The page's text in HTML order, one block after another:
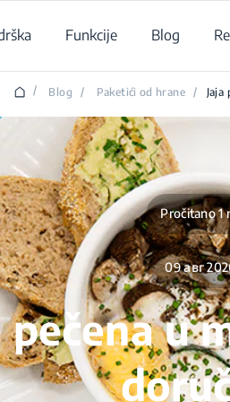
Funkcije Blog
/ Blog / Paketići od hrane / Jaja
Pročitano 1
09 авг
pečena u